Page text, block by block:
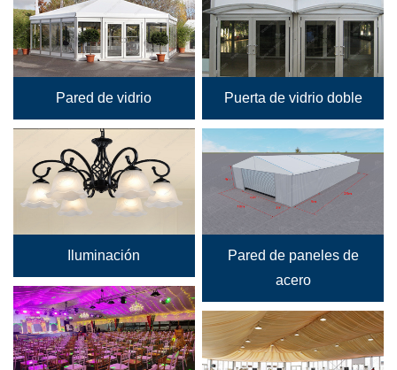
Pared de vidrio Puerta de vidrio doble
Iluminación
Pared de paneles de
acero